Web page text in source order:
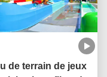
de terrain de jeux